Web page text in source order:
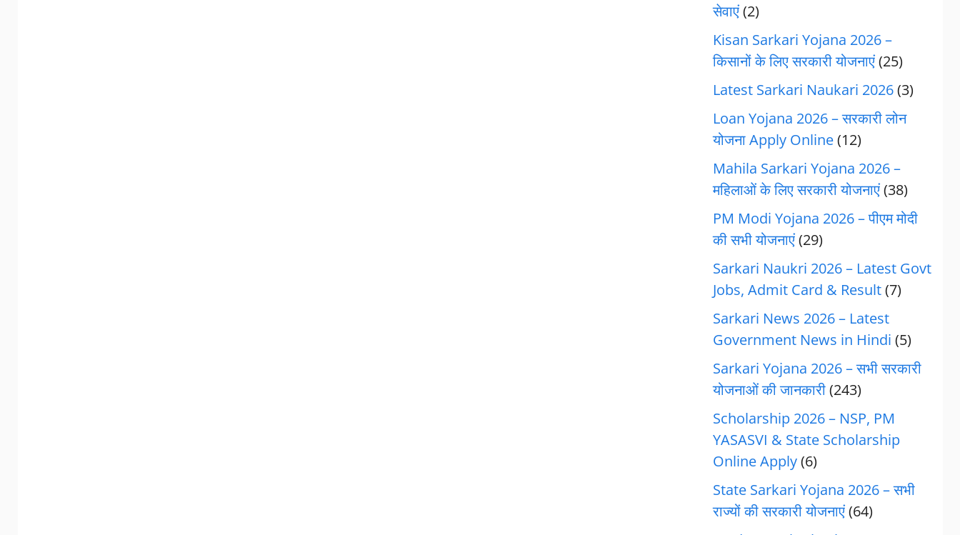
सेवाएं(2)
Kisan Sarkari Yojana 2026 –
किसानों के लिए सरकारी योजनाएं(25)
Latest Sarkari Naukari 2026(3)
Loan Yojana 2026 – सरकारी लोन
योजना Apply Online(12)
Mahila Sarkari Yojana 2026 –
महिलाओं के लिए सरकारी योजनाएं(38)
PM Modi Yojana 2026 – पीएम मोदी
की सभी योजनाएं(29)
Sarkari Naukri 2026 – Latest Govt
Jobs, Admit Card & Result(7)
Sarkari News 2026 – Latest
Government News in Hindi (5)
Sarkari Yojana 2026 – सभी सरकारी
योजनाओं की जानकारी(243)
Scholarship 2026 – NSP, PM
YASASVI & State Scholarship
Online Apply(6)
State Sarkari Yojana 2026 – सभी
राज्यों की सरकारी योजनाएं(64)